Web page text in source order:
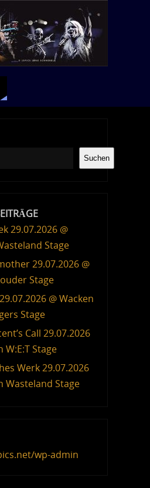
Suchen
29.07.2026 @
Stage
29.07.2026 @
Stage
@ Wacken
Stage
Call 29.07.2026
W:E:T Stage
Werk 29.07.2026
Wasteland Stage
wp-admin